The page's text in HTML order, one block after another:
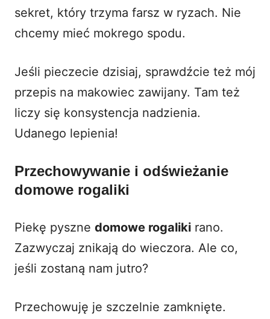
sekret, który trzyma farsz w ryzach. Nie
chcemy mieć mokrego spodu.
Jeśli pieczecie dzisiaj, sprawdźcie też mój
przepis na makowiec zawijany. Tam też
liczy się konsystencja nadzienia.
Udanego lepienia!
Przechowywanie i odświeżanie
domowe rogaliki
Piekę pyszne domowe rogaliki rano.
Zazwyczaj znikają do wieczora. Ale co,
jeśli zostaną nam jutro?
Przechowuję je szczelnie zamknięte.